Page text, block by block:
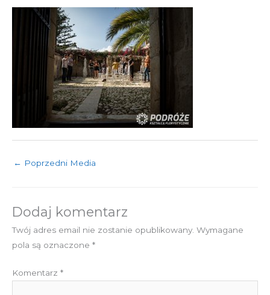
← Poprzedni Media
Dodaj komentarz
Twój adres email nie zostanie opublikowany. Wymagane
pola są oznaczone *
Komentarz *